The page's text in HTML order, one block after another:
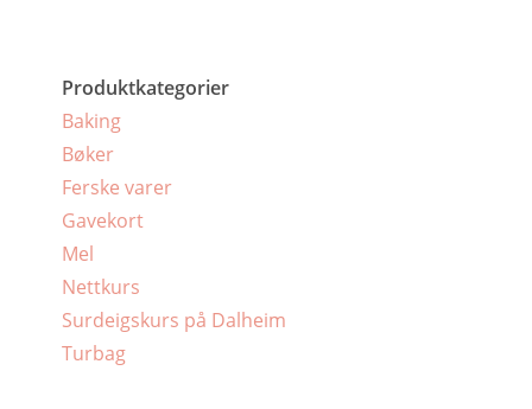
Produktkategorier
Baking
Bøker
Ferske varer
Gavekort
Mel
Nettkurs
Surdeigskurs på Dalheim
Turbag